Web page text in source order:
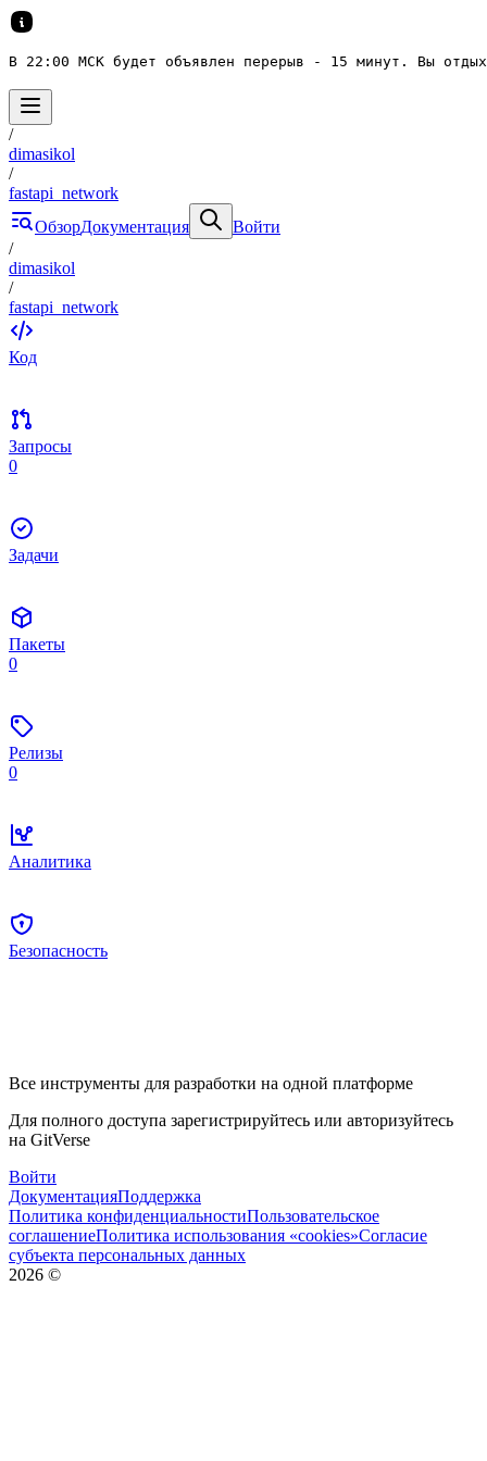
В 22:00 МСК будет объявлен перерыв - 15 минут. Вы
/
dimasikol
/
fastapi_network
ОбзорДокументация
Войти
/
dimasikol
/
fastapi_network
Код
Запросы
0
Задачи
Пакеты
0
Релизы
0
Аналитика
Безопасность
Все инструменты для разработки на одной платформе
Для полного доступа зарегистрируйтесь или авторизуйтесь
на GitVerse
Войти
ДокументацияПоддержка
Политика конфиденциальностиПользовательское
соглашениеПолитика использования «cookies»Согласие
субъекта персональных данных
2026 ©